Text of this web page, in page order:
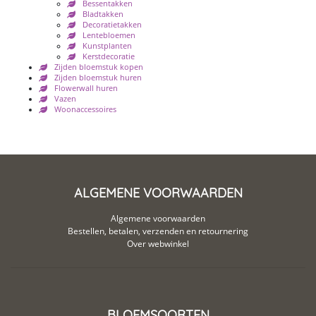
Bessentakken
Bladtakken
Decoratietakken
Lentebloemen
Kunstplanten
Kerstdecoratie
Zijden bloemstuk kopen
Zijden bloemstuk huren
Flowerwall huren
Vazen
Woonaccessoires
ALGEMENE VOORWAARDEN
Algemene voorwaarden
Bestellen, betalen, verzenden en retournering
Over webwinkel